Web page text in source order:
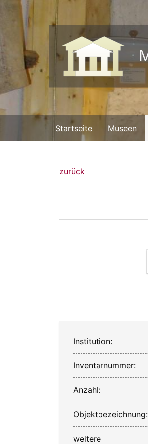
Startseite Museen
zurück
Institution:
Inventarnummer:
Anzahl:
Objektbezeichnung:
weitere